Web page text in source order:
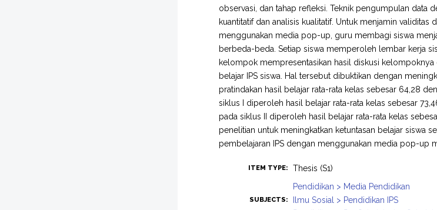
observasi, dan tahap refleksi. Teknik pengumpulan data
kuantitatif dan analisis kualitatif. Untuk menjamin
menggunakan media pop-up, guru membagi siswa
berbeda-beda. Setiap siswa memperoleh lembar kerja
kelompok mempresentasikan hasil diskusi
belajar IPS siswa. Hal tersebut dibuktikan dengan
pratindakan hasil belajar rata-rata kelas sebesar 64,28
siklus I diperoleh hasil belajar rata-rata kelas sebesar
pada siklus II diperoleh hasil belajar rata-rata kelas
penelitian untuk meningkatkan ketuntasan belajar siswa
pembelajaran IPS dengan menggunakan media pop-up
ITEM TYPE: Thesis (S1)
SUBJECTS:
Pendidikan > Media Pendidikan
Ilmu Sosial > Pendidikan IPS